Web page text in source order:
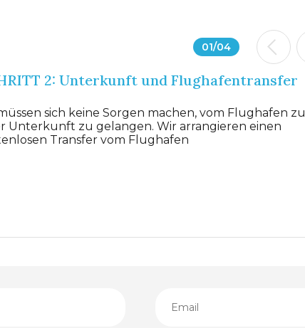
01/04
2: Unterkunft und Flughafentransfer
sich keine Sorgen machen, vom Flughafen zu
Unterkunft zu gelangen. Wir arrangieren einen
Transfer vom Flughafen